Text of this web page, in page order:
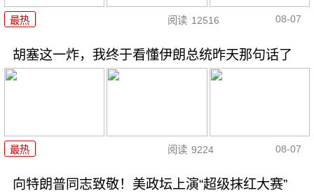
最热 阅读 12516 08-07
胡塞这一炸，我终于看懂伊朗总统昨天那句话了
最热 阅读 9224 08-07
向特朗普同志致敬！美政坛上演“超级抹红大赛”